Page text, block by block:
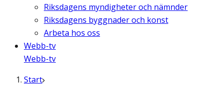
Riksdagens myndigheter och nämnder
Riksdagens byggnader och konst
Arbeta hos oss
Webb-tv
Webb-tv
Start